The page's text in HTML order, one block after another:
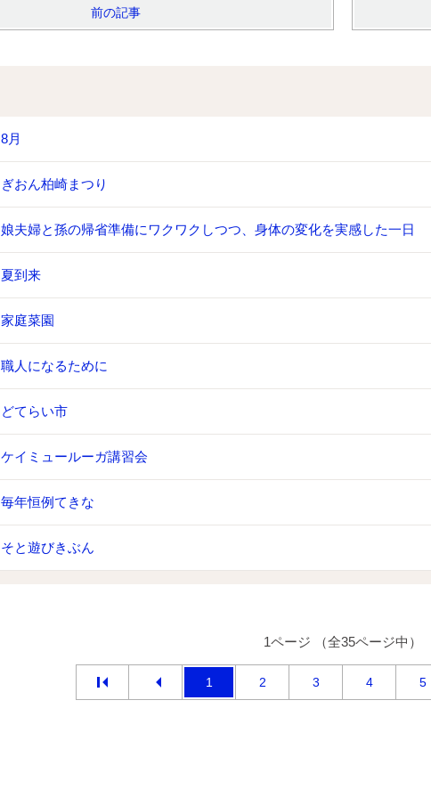
前の記事
8月
ぎおん柏崎まつり
娘夫婦と孫の帰省準備にワクワクしつつ、身体の変化を実感した一日
夏到来
家庭菜園
職人になるために
どてらい市
ケイミュールーガ講習会
毎年恒例てきな
そと遊びきぶん
1ページ （全35ページ中）
1 2 3 4 5